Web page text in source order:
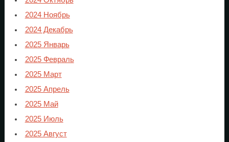
2024 Ноябрь
2024 Декабрь
2025 Январь
2025 Февраль
2025 Март
2025 Апрель
2025 Май
2025 Июль
2025 Август